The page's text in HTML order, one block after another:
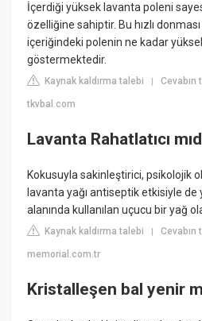
İçerdiği yüksek lavanta poleni
özelliğine sahiptir. Bu hızlı donması
içeriğindeki polenin ne kadar
göstermektedir.
Kaynak kaldırma talebi |Cevabın
tkvbal.com
Lavanta Rahatlatıcı
Kokusuyla sakinleştirici, psikolojik
lavanta yağı antiseptik etkisiyle de
alanında kullanılan uçucu bir yağ
Kaynak kaldırma talebi |Cevabın
memorial.com.tr
Kristalleşen bal yenir